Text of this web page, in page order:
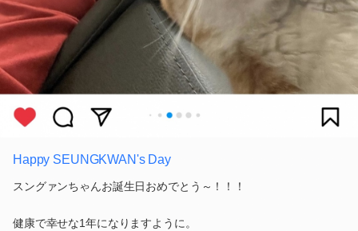
Happy SEUNGKWAN's Day
スングァンちゃんお誕生日おめでとう～！！！
健康で幸せな1年になりますように。